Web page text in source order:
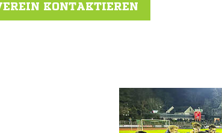
KONTAKTIEREN